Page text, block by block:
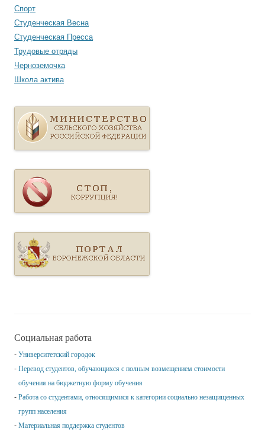
Спорт
Студенческая Весна
Студенческая Пресса
Трудовые отряды
Черноземочка
Школа актива
Социальная работа
Университетский городок
Перевод студентов, обучающихся с полным возмещением стоимости
обучения на бюджетную форму обучения
Работа со студентами, относящимися к категории социально незащищенных
групп населения
Материальная поддержка студентов